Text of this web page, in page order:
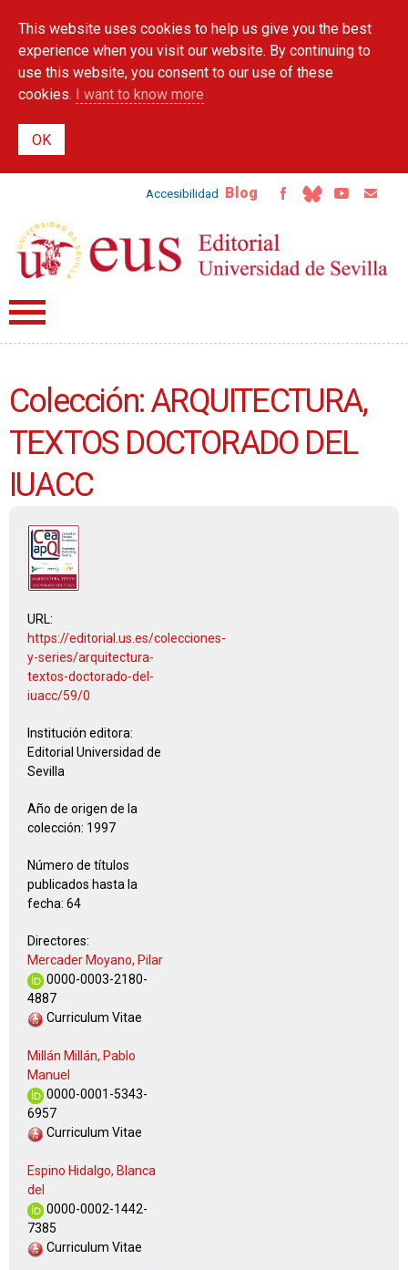
main
content
This website uses cookies to help us give you the best
experience when you visit our website. By continuing to
use this website, you consent to our use of these
cookies. I want to know more
Accesibilidad Blog
Colección: ARQUITECTURA,
TEXTOS DOCTORADO DEL
IUACC
URL:
https://editorial.us.es/colecciones-
y-series/arquitectura-
textos-doctorado-del-
iuacc/59/0
Institución editora:
Editorial Universidad de
Sevilla
Año de origen de la
colección: 1997
Número de títulos
publicados hasta la
fecha: 64
Directores:
Mercader Moyano, Pilar
0000-0003-2180-
4887
Curriculum Vitae
Millán Millán, Pablo
Manuel
0000-0001-5343-
6957
Curriculum Vitae
Espino Hidalgo, Blanca
del
0000-0002-1442-
7385
Curriculum Vitae